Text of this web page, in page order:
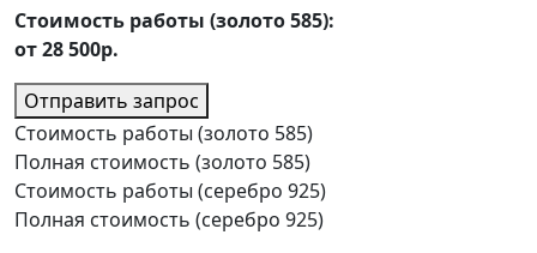
Стоимость работы (золото 585):
от 28 500р.
Отправить запрос
Стоимость работы (золото 585)
Полная стоимость (золото 585)
Стоимость работы (серебро 925)
Полная стоимость (серебро 925)